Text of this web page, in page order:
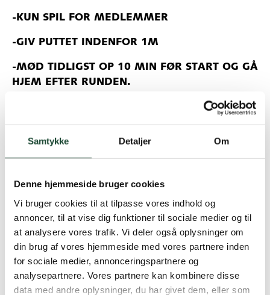
Samtykke Detaljer Om
Denne hjemmeside bruger cookies
Vi bruger cookies til at tilpasse vores indhold og
annoncer, til at vise dig funktioner til sociale medier og til
at analysere vores trafik. Vi deler også oplysninger om
din brug af vores hjemmeside med vores partnere inden
for sociale medier, annonceringspartnere og
analysepartnere. Vores partnere kan kombinere disse
data med andre oplysninger, du har givet dem, eller som
-KUN SPIL FOR MEDLEMMER
-GIV PUTTET INDENFOR 1M
-MØD TIDLIGST OP 10 MIN FØR START OG GÅ
HJEM EFTER RUNDEN.
SAMLES PÅ TEESTEDER OG GREENS.
VIS
HENSYN!
Hvis ikke reglerne overholdes, er vi nødsaget til
at lukke banen…Så overhold dem så du ikke
ødelægger det for alle andre.
Vi har i går haft dialog med Sundhedsstyrelsen, og de
bekræfter at der er intet påbud om at lukke udendørs
sportsaktiviteter ned – slet ikke når vi er placeret i en
offentlig park. Hvis Sundhedsstyrelsens eller